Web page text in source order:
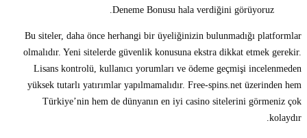
Deneme Bonusu hala verdiğini görüyoruz.
Bu siteler, daha önce herhangi bir üyeliğinizin bulunmadığı platformlar
olmalıdır. Yeni sitelerde güvenlik konusuna ekstra dikkat etmek gerekir.
Lisans kontrolü, kullanıcı yorumları ve ödeme geçmişi incelenmeden
yüksek tutarlı yatırımlar yapılmamalıdır. Free-spins.net üzerinden hem
Türkiye’nin hem de dünyanın en iyi casino sitelerini görmeniz çok
kolaydır.